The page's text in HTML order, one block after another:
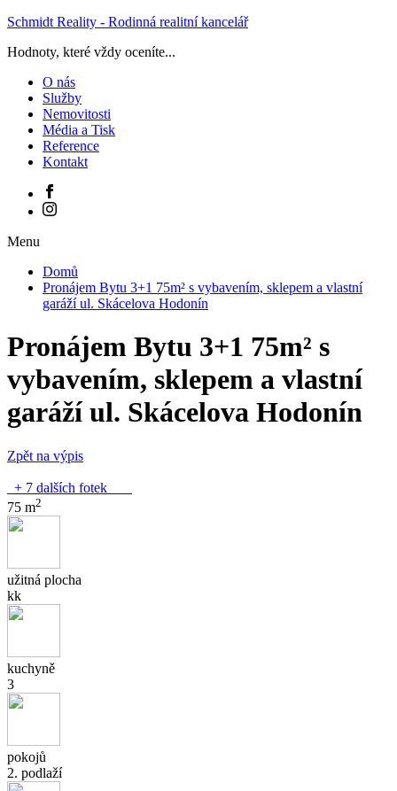
Schmidt Reality - Rodinná realitní kancelář
Hodnoty, které vždy oceníte...
O nás
Služby
Nemovitosti
Média a Tisk
Reference
Kontakt
Menu
Domů
Pronájem Bytu 3+1 75m² s vybavením, sklepem a vlastní
garáží ul. Skácelova Hodonín
Pronájem Bytu 3+1 75m² s
vybavením, sklepem a vlastní
garáží ul. Skácelova Hodonín
Zpět na výpis
+ 7 dalších fotek
75 m2
užitná plocha
kk
kuchyně
3
pokojů
2. podlaží